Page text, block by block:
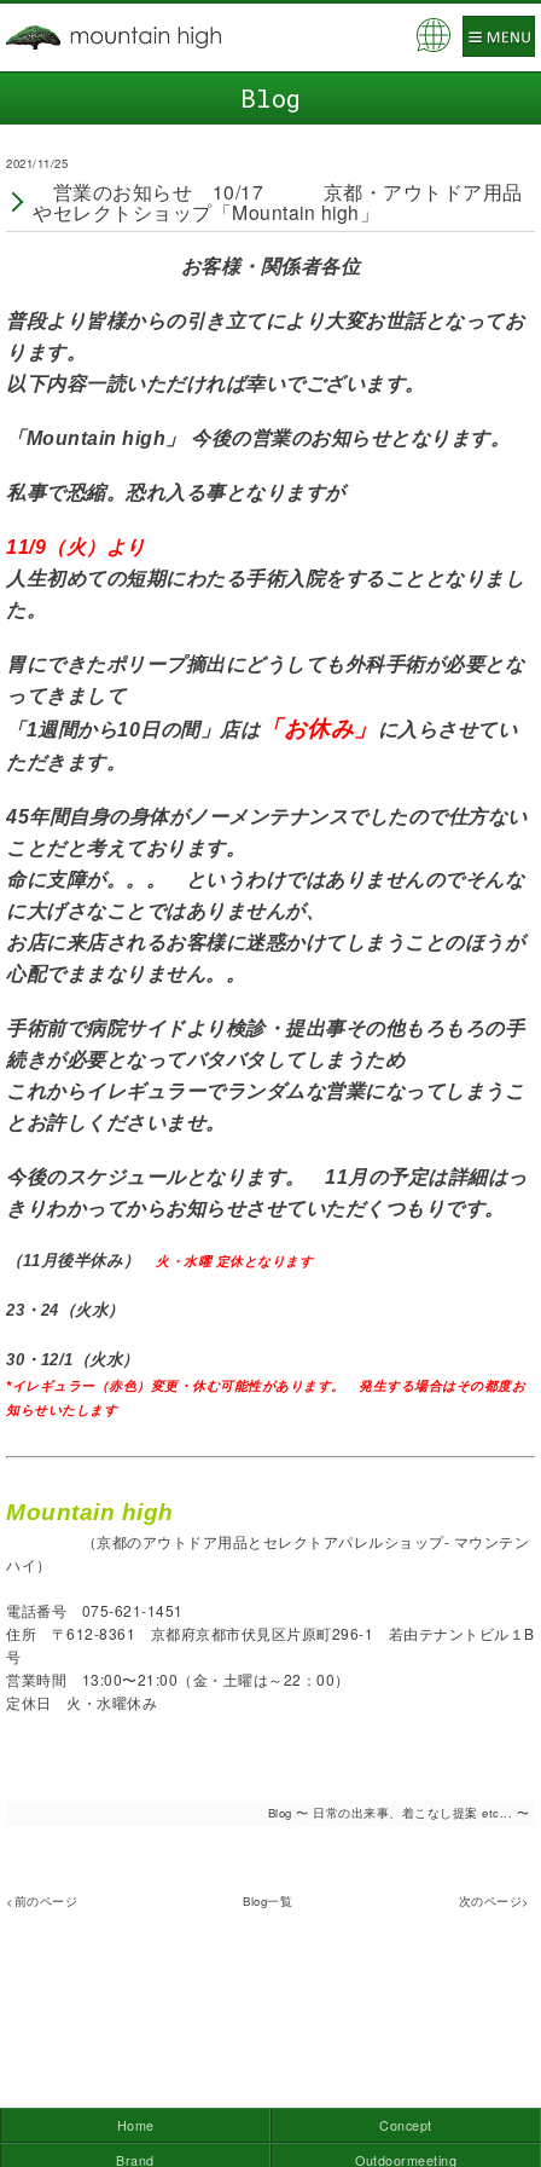
Blog
2021/11/25
営業のお知らせ 10/17 京都・アウトドア用品
やセレクトショップ「Mountain high」
お客様・関係者各位
普段より皆様からの引き立てにより大変お世話となってお
ります。
以下内容一読いただければ幸いでございます。
「Mountain high」 今後の営業のお知らせとなります。
私事で恐縮。恐れ入る事となりますが
11/9（火）より
人生初めての短期にわたる手術入院をすることとなりまし
た。
胃にできたポリープ摘出にどうしても外科手術が必要とな
ってきまして
「1週間から10日の間」店は「お休み」
に入らさせてい
ただきます。
45年間自身の身体がノーメンテナンスでしたので仕方ない
ことだと考えております。
命に支障が。。。 というわけではありませんのでそんな
に大げさなことではありませんが、
お店に来店されるお客様に迷惑かけてしまうことのほうが
心配でままなりません。。
手術前で病院サイドより検診・提出事その他もろもろの手
続きが必要となってバタバタしてしまうため
これからイレギュラーでランダムな営業になってしまうこ
とお許しくださいませ。
今後のスケジュールとなります。 11月の予定は詳細はっ
きりわかってからお知らせさせていただくつもりです。
（11月後半休み） 火・水曜 定休となります
23・24（火水）
30・12/1（火水）
*イレギュラー（赤色）変更・休む可能性があります。 発生する場合はその都度お
知らせいたします
Mountain high
（京都のアウトドア用品とセレクトアパレルショップ- マウンテン
ハイ）
電話番号 075-621-1451
住所 〒612-8361 京都府京都市伏見区片原町296-1 若由テナントビル１B
号
営業時間 13:00〜21:00（金・土曜は～22：00）
定休日 火・水曜休み
Blog 〜 日常の出来事、着こなし提案 etc... 〜
<前のページ Blog一覧 次のページ>
Home
Concept
Brand
Outdoormeeting